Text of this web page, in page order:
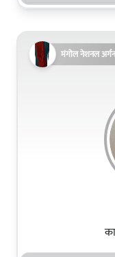
मंगोल नेशनल